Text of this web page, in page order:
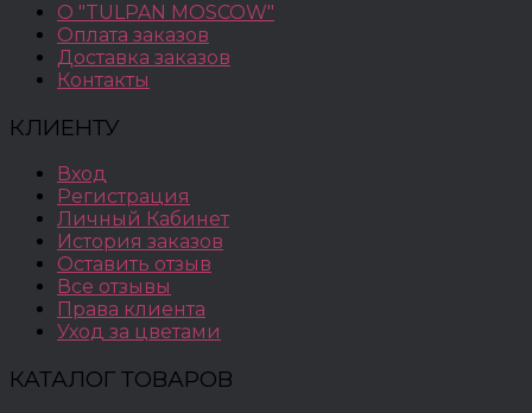
О "TULPAN MOSCOW"
Оплата заказов
Доставка заказов
Контакты
КЛИЕНТУ
Вход
Регистрация
Личный Кабинет
История заказов
Оставить отзыв
Все отзывы
Права клиента
Уход за цветами
КАТАЛОГ ТОВАРОВ